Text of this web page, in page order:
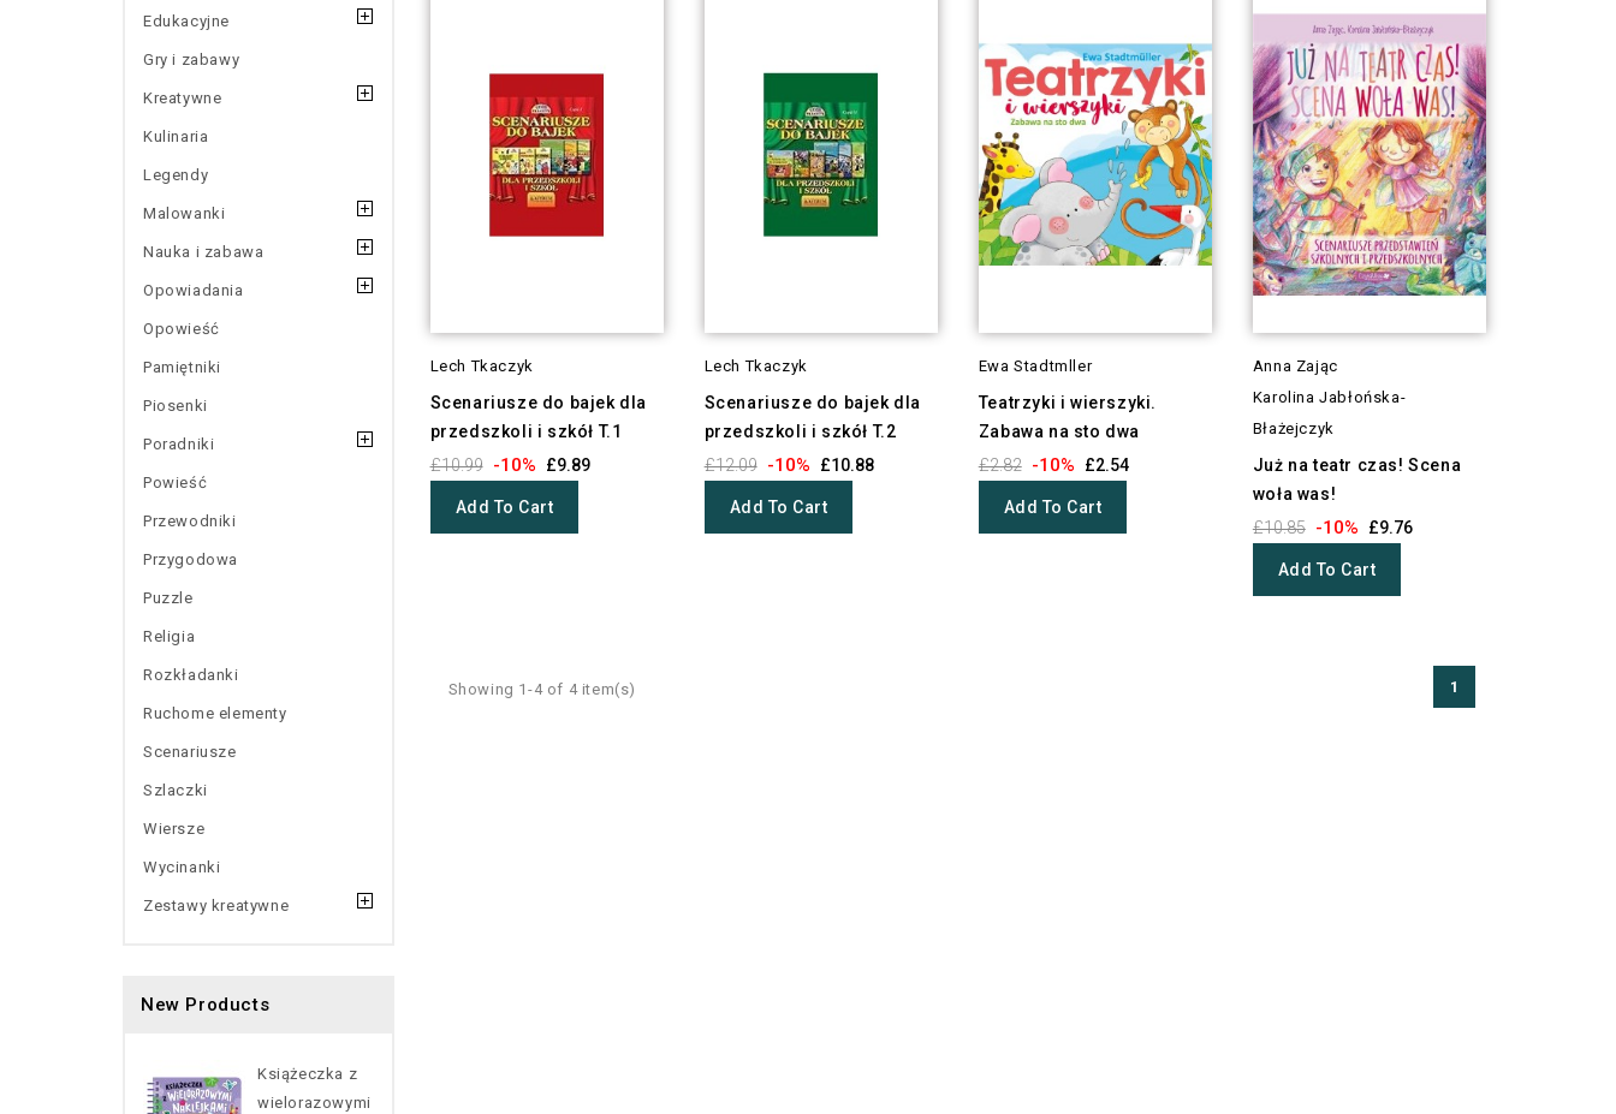
Edukacyjne
Gry i zabawy
Kreatywne
Kulinaria
Legendy
Malowanki
Nauka i zabawa
Opowiadania
Opowieść
Pamiętniki
Piosenki
Poradniki
Powieść
Przewodniki
Przygodowa
Puzzle
Religia
Rozkładanki
Ruchome elementy
Scenariusze
Szlaczki
Wiersze
Wycinanki
Zestawy kreatywne
New Products
Książeczka z
wielorazowymi
Lech Tkaczyk
Scenariusze do bajek dla
przedszkoli i szkół T.1
£10.99 -10% £9.89
Add To Cart
Lech Tkaczyk
Scenariusze do bajek dla
przedszkoli i szkół T.2
£12.09 -10% £10.88
Add To Cart
Ewa Stadtmller
Teatrzyki i wierszyki.
Zabawa na sto dwa
£2.82 -10% £2.54
Add To Cart
Anna Zając
Karolina Jabłońska-
Błażejczyk
Już na teatr czas! Scena
woła was!
£10.85 -10% £9.76
Add To Cart
Showing 1-4 of 4 item(s) 1